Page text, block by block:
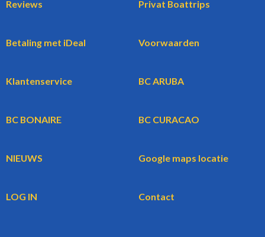
Reviews Privat Boattrips
Betaling met iDeal Voorwaarden
Klantenservice BC ARUBA
BC BONAIRE BC CURACAO
NIEUWS Google maps locatie
LOG IN Contact